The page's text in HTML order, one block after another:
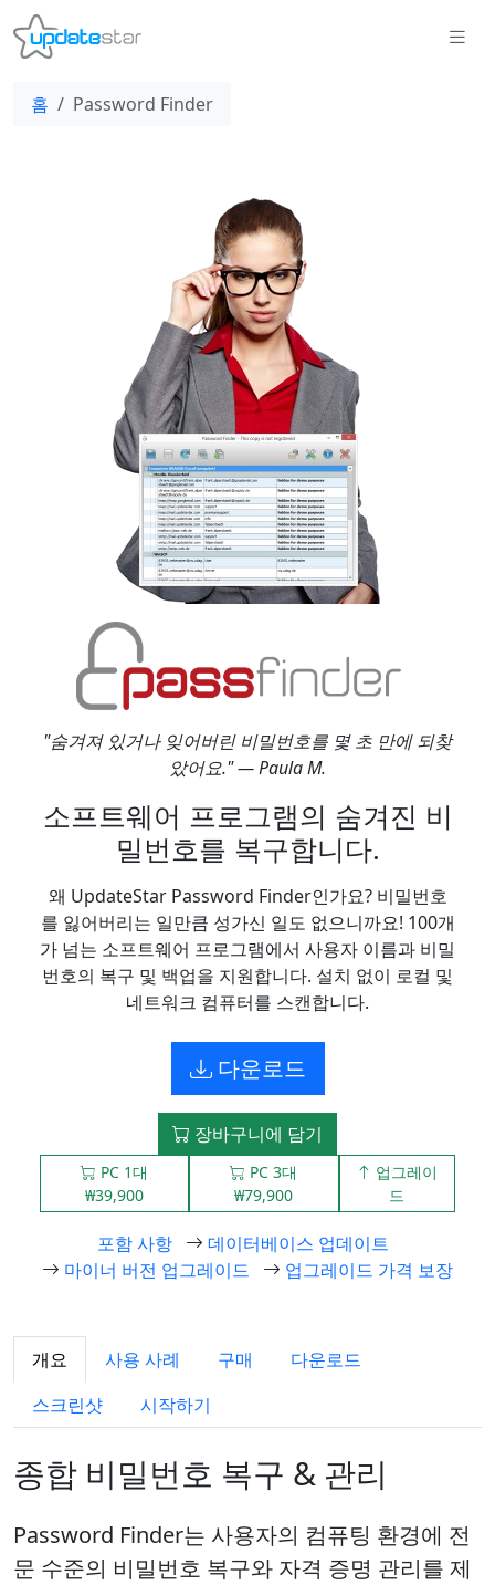
홈 Password Finder
"숨겨져 있거나 잊어버린 비밀번호를 몇 초 만에 되찾
았어요." — Paula M.
소프트웨어 프로그램의 숨겨진 비
밀번호를 복구합니다.
왜 UpdateStar Password Finder인가요? 비밀번호
를 잃어버리는 일만큼 성가신 일도 없으니까요! 100개
가 넘는 소프트웨어 프로그램에서 사용자 이름과 비밀
번호의 복구 및 백업을 지원합니다. 설치 없이 로컬 및
네트워크 컴퓨터를 스캔합니다.
다운로드
장바구니에 담기
PC 1대
₩39,900
PC 3대
₩79,900
업그레이
드
포함 사항
데이터베이스 업데이트
마이너 버전 업그레이드
업그레이드 가격 보장
개요 사용 사례 구매
다운로드
스크린샷
시작하기
종합 비밀번호 복구 & 관리
Password Finder는 사용자의 컴퓨팅 환경에 전
문 수준의 비밀번호 복구와 자격 증명 관리를 제